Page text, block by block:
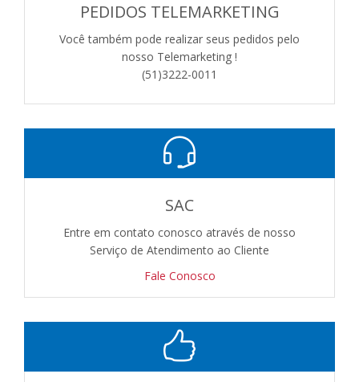
PEDIDOS TELEMARKETING
Você também pode realizar seus pedidos pelo
nosso Telemarketing !
(51)3222-0011
SAC
Entre em contato conosco através de nosso
Serviço de Atendimento ao Cliente
Fale Conosco